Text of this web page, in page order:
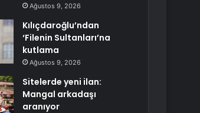
Ağustos 9, 2026
Kılıçdaroğlu’ndan
‘Filenin Sultanları’na
kutlama
Ağustos 9, 2026
Sitelerde yeni ilan:
Mangal arkadaşı
aranıyor